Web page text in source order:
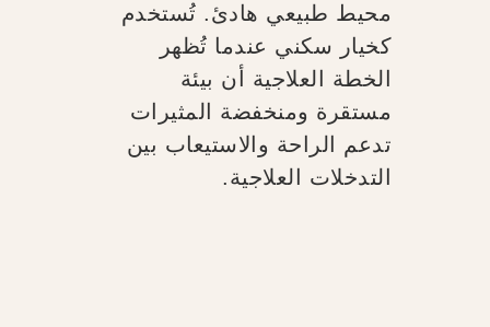
محيط طبيعي هادئ. تُستخدم
كخيار سكني عندما تُظهر
الخطة العلاجية أن بيئة
مستقرة ومنخفضة المثيرات
تدعم الراحة والاستيعاب بين
التدخلات العلاجية.